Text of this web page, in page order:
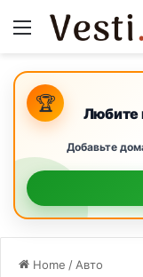
Menu
🏆 Любите
Добавьте
Home / Авто